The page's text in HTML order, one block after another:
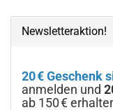
Newsletteraktion!
20 € Geschenk
anmelden und
ab 150 €